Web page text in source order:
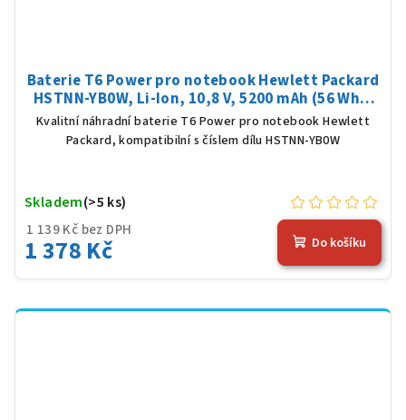
Baterie T6 Power pro notebook Hewlett Packard
HSTNN-YB0W, Li-Ion, 10,8 V, 5200 mAh (56 Wh),
černá
Kvalitní náhradní baterie T6 Power pro notebook Hewlett
Packard, kompatibilní s číslem dílu HSTNN-YB0W
1 139 Kč bez DPH
1 378 Kč
Skladem(>5 ks)
Do košíku